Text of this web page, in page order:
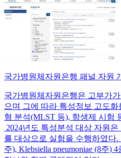
국가병원체자원은행 패널 자원
국가병원체자원은행은 고부가
으며 그에 따라 특성정보 고도
형 분석(MLST 등), 항생제 시험
2024년도 특성분석 대상 자원은
를 대상으로 실험을 수행하였다.
주), Klebsiella pneumoniae (8주